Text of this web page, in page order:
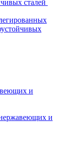
сталей
и
и